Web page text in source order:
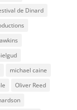
de Dinard
michael caine
Oliver Reed